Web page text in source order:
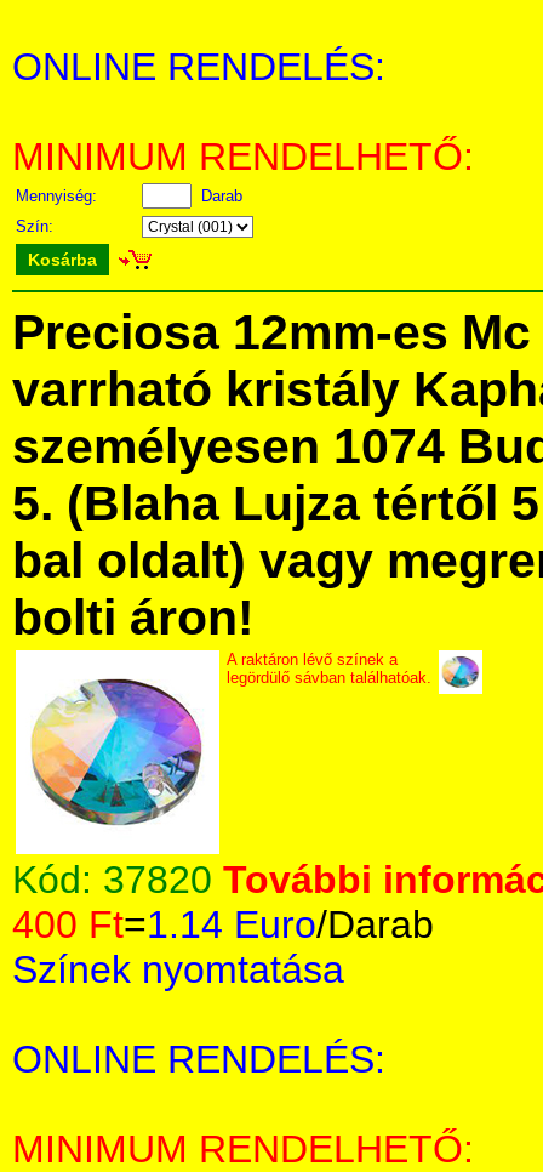
ONLINE RENDELÉS:
MINIMUM RENDELHETŐ:
Mennyiség:
Darab
Szín:
Kosárba
Preciosa 12mm-es
varrható kristály
személyesen 1074
5. (Blaha Lujza tértől
bal oldalt) vagy
bolti áron!
A raktáron lévő színek a
legördülő sávban találhatóak.
Kód: 37820 További
400 Ft=1.14 Euro/Darab
Színek nyomtatása
ONLINE RENDELÉS:
MINIMUM RENDELHETŐ: